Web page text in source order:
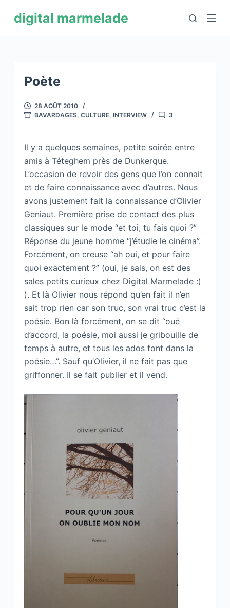
digital marmelade
Poète
28 AOÛT 2010
BAVARDAGES, CULTURE, INTERVIEW 3
Il y a quelques semaines, petite soirée entre
amis à Téteghem près de Dunkerque.
L’occasion de revoir des gens que l’on connait
et de faire connaissance avec d’autres. Nous
avons justement fait la connaissance d’Olivier
Geniaut. Première prise de contact des plus
classiques sur le mode “et toi, tu fais quoi ?”
Réponse du jeune homme “j’étudie le cinéma”.
Forcément, on creuse “ah oui, et pour faire
quoi exactement ?” (oui, je sais, on est des
sales petits curieux chez Digital Marmelade :)
). Et là Olivier nous répond qu’en fait il n’en
sait trop rien car son truc, son vrai truc c’est la
poésie. Bon là forcément, on se dit “oué
d’accord, la poésie, moi aussi je gribouille de
temps à autre, et tous les ados font dans la
poésie…”. Sauf qu’Olivier, il ne fait pas que
griffonner. Il se fait publier et il vend.